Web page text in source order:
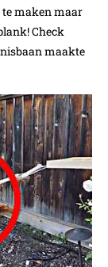
te maken maar
Check
maakte